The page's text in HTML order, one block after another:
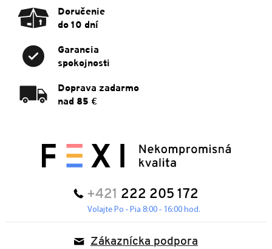
Doručenie
do 10 dní
Garancia
spokojnosti
Doprava zadarmo
nad 85 €
+421 222 205 172
Volajte Po - Pia 8:00 - 16:00 hod.
Zákaznícka podpora